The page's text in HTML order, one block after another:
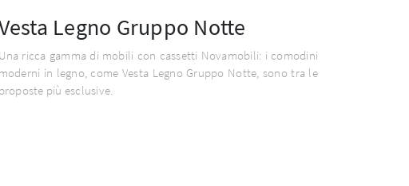
Legno Gruppo Notte
Una ricca gamma di mobili con cassetti Novamobili: i comodini
moderni in legno, come Vesta Legno Gruppo Notte, sono tra le
proposte più esclusive.